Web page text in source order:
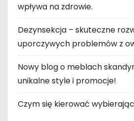
wpływa na zdrowie.
Dezynsekcja – skuteczne
uporczywych problemów z
Nowy blog o meblach
unikalne style i promocje!
Czym się kierować